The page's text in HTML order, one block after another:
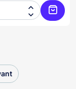

